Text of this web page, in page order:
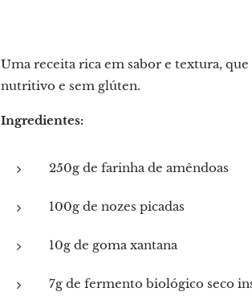
Uma receita rica em sabor e textura,
nutritivo e sem glúten.
Ingredientes:
250g de farinha de amêndoas
100g de nozes picadas
10g de goma xantana
7g de fermento biológico seco